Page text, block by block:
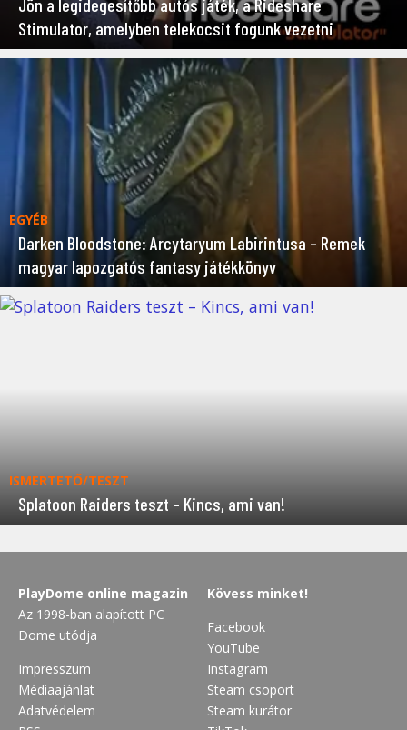
Jön a legidegesítőbb autós játék, a Rideshare
Stimulator, amelyben telekocsit fogunk vezetni
EGYÉB
Darken Bloodstone: Arcytaryum Labirintusa – Remek
magyar lapozgatós fantasy játékkönyv
ISMERTETŐ/TESZT
Splatoon Raiders teszt – Kincs, ami van!
PlayDome online magazin
Az 1998-ban alapított PC
Dome utódja
Impresszum
Médiaajánlat
Adatvédelem
Kövess minket!
Facebook
YouTube
Instagram
Steam csoport
Steam kurátor